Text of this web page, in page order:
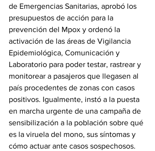
de Emergencias Sanitarias, aprobó los
presupuestos de acción para la
prevención del Mpox y ordenó la
activación de las áreas de Vigilancia
Epidemiológica, Comunicación y
Laboratorio para poder testar, rastrear y
monitorear a pasajeros que llegasen al
país procedentes de zonas con casos
positivos. Igualmente, instó a la puesta
en marcha urgente de una campaña de
sensibilización a la población sobre qué
es la viruela del mono, sus síntomas y
cómo actuar ante casos sospechosos.